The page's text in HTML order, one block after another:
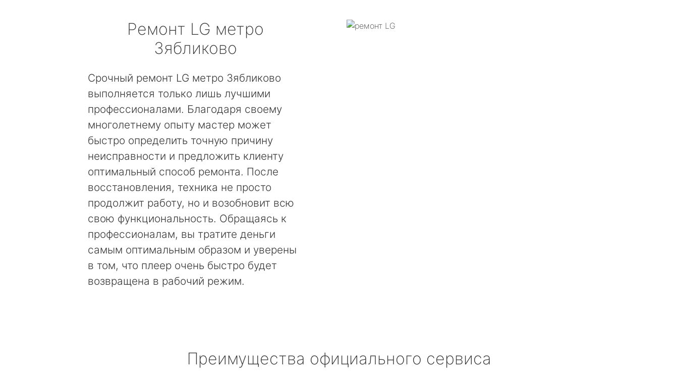
Ремонт LG метро
Зябликово
Срочный ремонт LG метро Зябликово
выполняется только лишь лучшими
профессионалами. Благодаря своему
многолетнему опыту мастер может
быстро определить точную причину
неисправности и предложить клиенту
оптимальный способ ремонта. После
восстановления, техника не просто
продолжит работу, но и возобновит всю
свою функциональность. Обращаясь к
профессионалам, вы тратите деньги
самым оптимальным образом и уверены
в том, что плеер очень быстро будет
возвращена в рабочий режим.
Преимущества официального сервиса